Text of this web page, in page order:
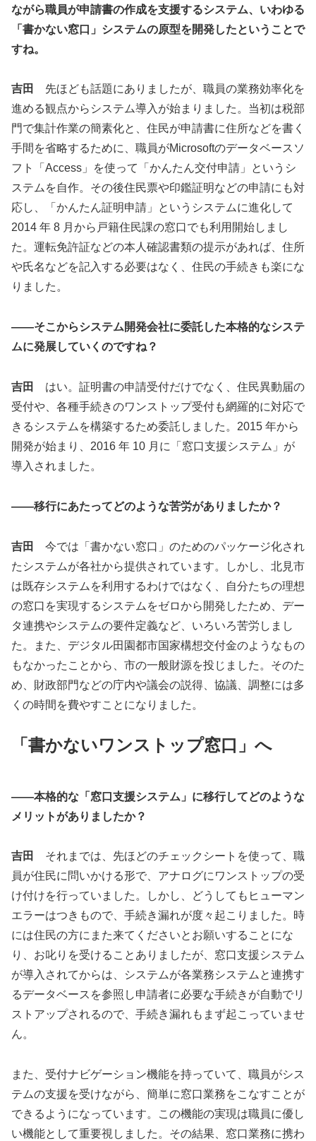
ながら職員が申請書の作成を支援するシステム、いわゆる
「書かない窓口」システムの原型を開発したということで
すね。
吉田
先ほども話題にありましたが、職員の業務効率化を
進める観点からシステム導入が始まりました。当初は税部
門で集計作業の簡素化と、住民が申請書に住所などを書く
手間を省略するために、職員がMicrosoftのデータベースソ
フト「Access」を使って「かんたん交付申請」というシ
ステムを自作。その後住民票や印鑑証明などの申請にも対
応し、「かんたん証明申請」というシステムに進化して
2014 年 8 月から戸籍住民課の窓口でも利用開始しまし
た。運転免許証などの本人確認書類の提示があれば、住所
や氏名などを記入する必要はなく、住民の手続きも楽にな
りました。
――そこからシステム開発会社に委託した本格的なシステ
ムに発展していくのですね？
吉田
はい。証明書の申請受付だけでなく、住民異動届の
受付や、各種手続きのワンストップ受付も網羅的に対応で
きるシステムを構築するため委託しました。2015 年から
開発が始まり、2016 年 10 月に「窓口支援システム」が
導入されました。
――移行にあたってどのような苦労がありましたか？
吉田
今では「書かない窓口」のためのパッケージ化され
たシステムが各社から提供されています。しかし、北見市
は既存システムを利用するわけではなく、自分たちの理想
の窓口を実現するシステムをゼロから開発したため、デー
タ連携やシステムの要件定義など、いろいろ苦労しまし
た。また、デジタル田園都市国家構想交付金のようなもの
もなかったことから、市の一般財源を投じました。そのた
め、財政部門などの庁内や議会の説得、協議、調整には多
くの時間を費やすことになりました。
「書かないワンストップ窓口」へ
――本格的な「窓口支援システム」に移行してどのような
メリットがありましたか？
吉田
それまでは、先ほどのチェックシートを使って、職
員が住民に問いかける形で、アナログにワンストップの受
け付けを行っていました。しかし、どうしてもヒューマン
エラーはつきもので、手続き漏れが度々起こりました。時
には住民の方にまた来てくださいとお願いすることにな
り、お叱りを受けることありましたが、窓口支援システム
が導入されてからは、システムが各業務システムと連携す
るデータベースを参照し申請者に必要な手続きが自動でリ
ストアップされるので、手続き漏れもまず起こっていませ
ん。
また、受付ナビゲーション機能を持っていて、職員がシス
テムの支援を受けながら、簡単に窓口業務をこなすことが
できるようになっています。この機能の実現は職員に優し
い機能として重要視しました。その結果、窓口業務に携わ